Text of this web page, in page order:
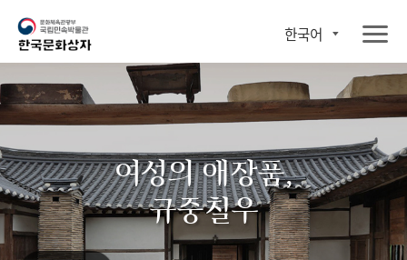
한국어
여성의 애장품,
규중칠우